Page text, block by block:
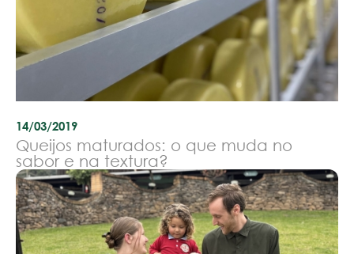
14/03/2019
Queijos maturados: o que muda no
sabor e na textura?